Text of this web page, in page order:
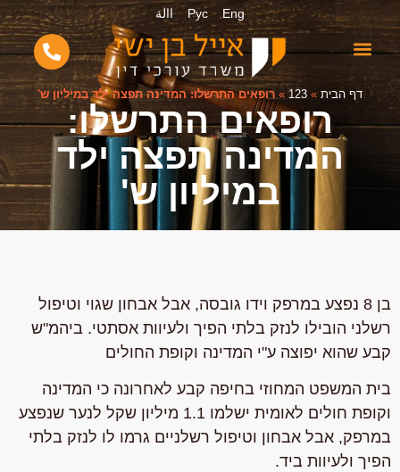
Eng
Рус االة
דף הבית»
123
» רופאים התרשלו: המדינה תפצה ילד במיליון ש'
רופאים התרשלו:
המדינה תפצה ילד
במיליון ש'
בן 8 נפצע במרפק וידו גובסה, אבל אבחון שגוי וטיפול
רשלני הובילו לנזק בלתי הפיך ולעיוות אסתטי. ביהמ"ש
קבע שהוא יפוצה ע"י המדינה וקופת החולים
בית המשפט המחוזי בחיפה קבע לאחרונה כי המדינה
וקופת חולים לאומית ישלמו 1.1 מיליון שקל לנער שנפצע
במרפק, אבל אבחון וטיפול רשלניים גרמו לו לנזק בלתי
הפיך ולעיוות ביד.